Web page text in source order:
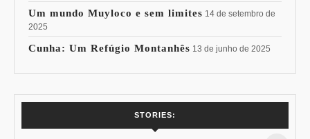
Um mundo Muyloco e sem limites 14 de setembro de
2025
Cunha: Um Refúgio Montanhês 13 de junho de 2025
STORIES:
15% de
Pessoal: Os